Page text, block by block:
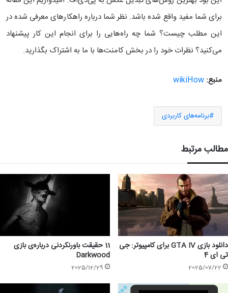
برای شما مفید واقع شده باشد. نظر شما درباره راهکارهای معرفی شده در
این مطلب چیست؟ شما چه راه‌هایی را برای انجام این کار پیشنهاد
می‌کنید؟ نظرات خود را در بخش کامنت‌ها با ما به اشتراک بگذارید.
منبع: wikiHow
برنامه‌های کاربردی
مطالب مرتبط
دانلود بازی GTA IV برای کامپیوتر: جی
تی ای 4
2025/07/22
11 حقیقت باورنکردنی درباره‌ی بازی
Darkwood
2025/12/29